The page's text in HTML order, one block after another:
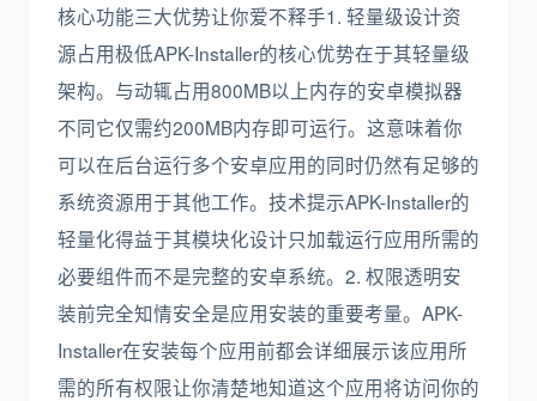
核心功能三大优势让你爱不释手1. 轻量级设计资
源占用极低APK-Installer的核心优势在于其轻量级
架构。与动辄占用800MB以上内存的安卓模拟器
不同它仅需约200MB内存即可运行。这意味着你
可以在后台运行多个安卓应用的同时仍然有足够的
系统资源用于其他工作。技术提示APK-Installer的
轻量化得益于其模块化设计只加载运行应用所需的
必要组件而不是完整的安卓系统。2. 权限透明安
装前完全知情安全是应用安装的重要考量。APK-
Installer在安装每个应用前都会详细展示该应用所
需的所有权限让你清楚地知道这个应用将访问你的